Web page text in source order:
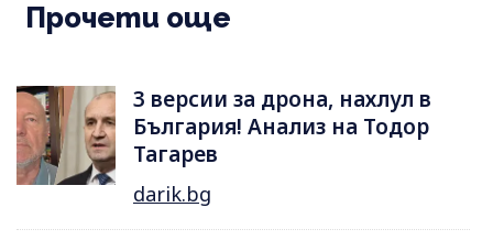
Прочети още
3 версии за дрона, нахлул в
България! Анализ на Тодор
Тагарев
darik.bg